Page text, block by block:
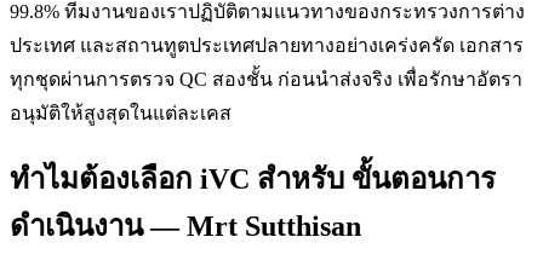
99.8% ทีมงานของเราปฏิบัติตามแนวทางของกระทรวงการต่าง
ประเทศ และสถานทูตประเทศปลายทางอย่างเคร่งครัด เอกสาร
ทุกชุดผ่านการตรวจ QC สองชั้น ก่อนนำส่งจริง เพื่อรักษาอัตรา
อนุมัติให้สูงสุดในแต่ละเคส
ทำไมต้องเลือก iVC สำหรับ ขั้นตอนการ
ดำเนินงาน — Mrt Sutthisan